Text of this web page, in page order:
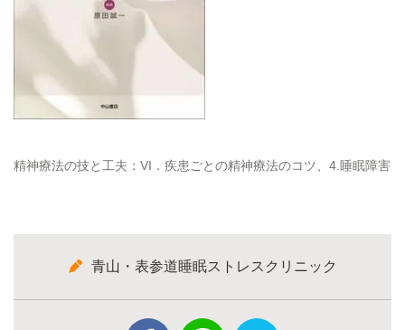
精神療法の技と工夫：VI．疾患ごとの精神療法のコツ、4.睡眠障害
青山・表参道睡眠ストレスクリニック